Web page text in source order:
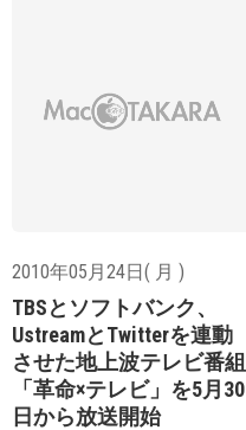
2010年05月24日( 月 )
TBSとソフトバンク、
UstreamとTwitterを連動
させた地上波テレビ番組
「革命×テレビ」を5月30
日から放送開始